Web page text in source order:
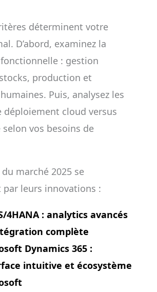
déterminent votre
D’abord, examinez la
: gestion
production et
Puis, analysez les
déploiement cloud versus
vos besoins de
marché 2025 se
leurs innovations :
4HANA: analytics avancés
complète
Dynamics 365 :
intuitive et écosystème